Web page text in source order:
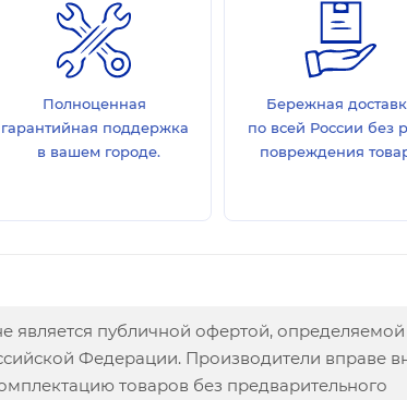
Полноценная
гарантийная поддержка
в вашем городе.
Бережная
по всей России без
повреждения
является публичной офертой, определяемой
Федерации. Производители вправе
товаров без предварительного